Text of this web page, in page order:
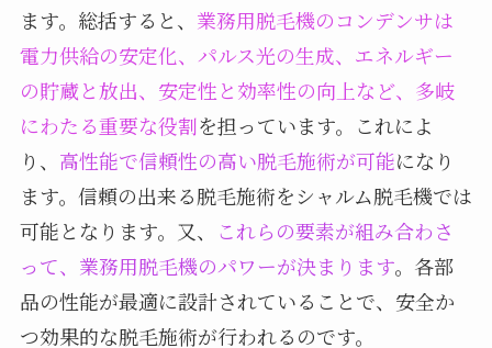
ます。総括すると、 業務用脱毛機のコンデンサは
電力供給の安定化、パルス光の生成、エネルギー
の貯蔵と放出、安定性と効率性の向上など、多岐
にわたる重要な役割を担っています。これによ
り、 高性能で信頼性の高い脱毛施術が可能になり
ます。信頼の出来る脱毛施術をシャルム脱毛機では
可能となります。又、
これらの要素が組み合わさ
って、業務用脱毛機のパワーが決まります。各部
品の性能が最適に設計されていることで、安全か
つ効果的な脱毛施術が行われるのです。